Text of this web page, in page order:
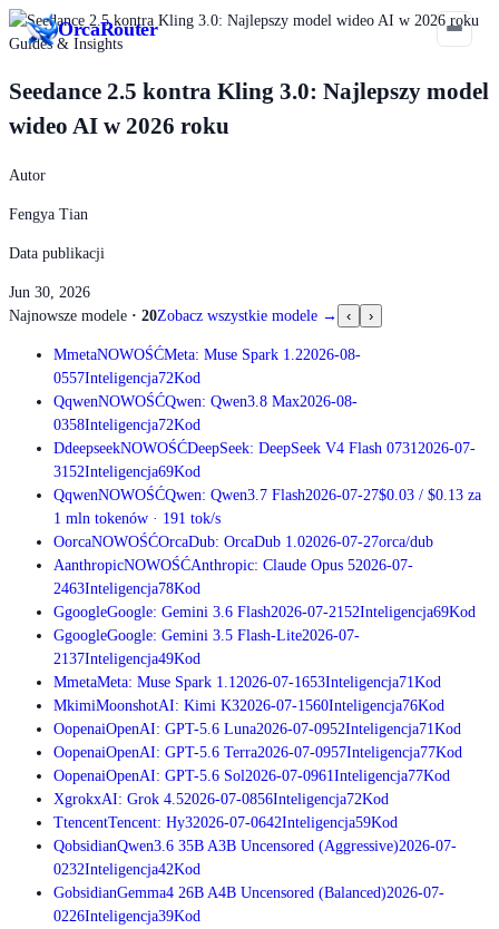
OrcaRouter
Guides & Insights
Seedance 2.5 kontra Kling 3.0: Najlepszy model
wideo AI w 2026 roku
Autor
Fengya Tian
Data publikacji
Jun 30, 2026
Najnowsze modele · 20Zobacz wszystkie modele → ‹ ›
MmetaNOWOŚĆMeta: Muse Spark 1.22026-08-
0557Inteligencja72Kod
QqwenNOWOŚĆQwen: Qwen3.8 Max2026-08-
0358Inteligencja72Kod
DdeepseekNOWOŚĆDeepSeek: DeepSeek V4 Flash 0731 2026-07-
31 52Inteligencja69Kod
QqwenNOWOŚĆQwen: Qwen3.7 Flash2026-07-27$0.03 / $0.13 za
1 mln tokenów · 191 tok/s
OorcaNOWOŚĆOrcaDub: OrcaDub 1.02026-07-27orca/dub
AanthropicNOWOŚĆAnthropic: Claude Opus 52026-07-
2463Inteligencja78Kod
GgoogleGoogle: Gemini 3.6 Flash2026-07-21 52Inteligencja69Kod
GgoogleGoogle: Gemini 3.5 Flash-Lite2026-07-
21 37Inteligencja49Kod
MmetaMeta: Muse Spark 1.1 2026-07-1653Inteligencja71 Kod
MkimiMoonshotAI: Kimi K32026-07-1560Inteligencja76Kod
OopenaiOpenAI: GPT-5.6 Luna2026-07-0952Inteligencja71 Kod
OopenaiOpenAI: GPT-5.6 Terra2026-07-0957Inteligencja77Kod
OopenaiOpenAI: GPT-5.6 Sol 2026-07-0961 Inteligencja77Kod
XgrokxAI: Grok 4.52026-07-0856Inteligencja72Kod
TtencentTencent: Hy32026-07-0642Inteligencja59Kod
QobsidianQwen3.6 35B A3B Uncensored (Aggressive)2026-07-
0232Inteligencja42Kod
GobsidianGemma4 26B A4B Uncensored (Balanced)2026-07-
0226Inteligencja39Kod